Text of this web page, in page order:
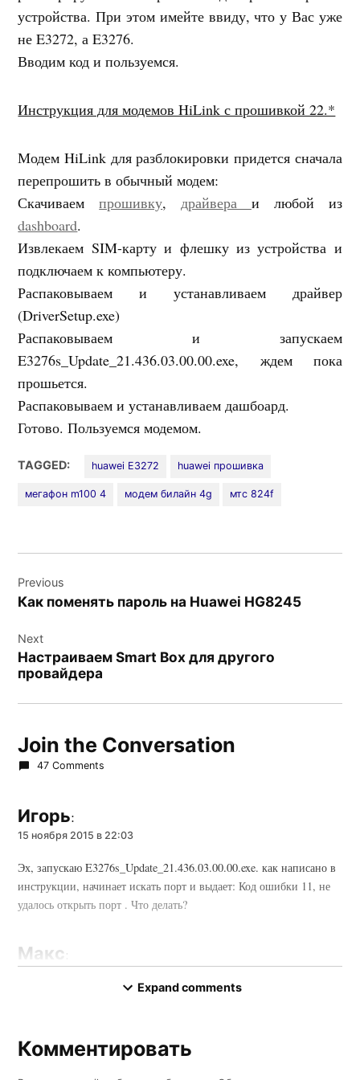
устройства. При этом имейте ввиду, что у Вас уже
не E3272, а E3276.
Вводим код и пользуемся.
Инструкция для модемов HiLink с прошивкой 22.*
Модем HiLink для разблокировки придется сначала
перепрошить в обычный модем:
Скачиваемпрошивку,драйвера и любой из
dashboard.
Извлекаем SIM-карту и флешку из устройства и
подключаем к компьютеру.
Распаковываем и устанавливаем драйвер
(DriverSetup.exe)
Распаковываем и запускаем
E3276s_Update_21.436.03.00.00.exe, ждем пока
прошьется.
Распаковываем и устанавливаем дашбоард.
Готово. Пользуемся модемом.
TAGGED: huawei E3272 huawei прошивка
мегафон m100 4 модем билайн 4g мтс 824f
по
записям
Previous
Как поменять пароль на Huawei HG8245
Next
Настраиваем Smart Box для другого
провайдера
Join the Conversation
47 Comments
Игорь:
15 ноября 2015 в 22:03
Эх, запускаю E3276s_Update_21.436.03.00.00.exe. как написано в
инструкции, начинает искать порт и выдает: Код ошибки 11, не
удалось открыть порт . Что делать?
Макс
1. найти под крышкой модема IMEI
Expand comments
Комментировать
Комментировать